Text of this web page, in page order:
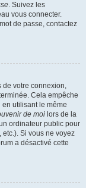
. Suivez les
vous connecter.
de passe, contactez
de votre connexion,
Cela empêche
en utilisant le même
de moi lors de la
ordinateur public pour
Si vous ne voyez
a désactivé cette